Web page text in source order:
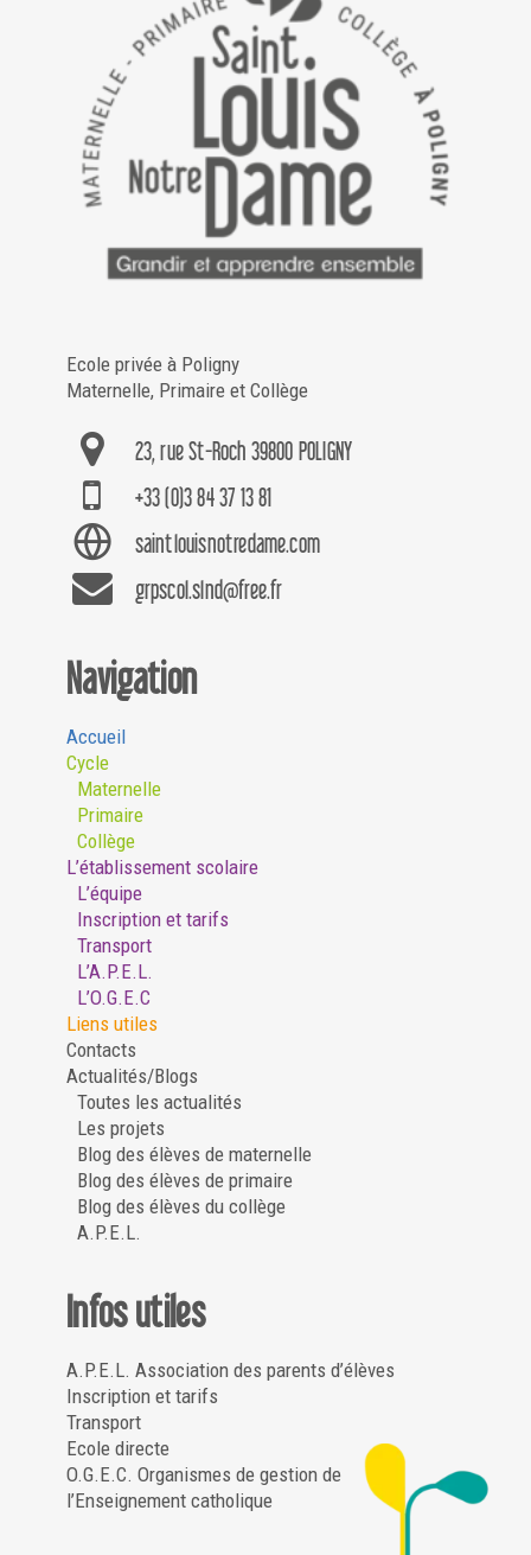
Ecole privée à Poligny
Maternelle, Primaire et Collège
23, rue St-Roch 39800 POLIGNY
+33 (0)3 84 37 13 81
saintlouisnotredame.com
grpscol.slnd@free.fr
Navigation
Accueil
Cycle
Maternelle
Primaire
Collège
L’établissement scolaire
L’équipe
Inscription et tarifs
Transport
L’A.P.E.L.
L’O.G.E.C
Liens utiles
Contacts
Actualités/Blogs
Toutes les actualités
Les projets
Blog des élèves de maternelle
Blog des élèves de primaire
Blog des élèves du collège
A.P.E.L.
Infos utiles
A.P.E.L. Association des parents d’élèves
Inscription et tarifs
Transport
Ecole directe
O.G.E.C. Organismes de gestion de
l’Enseignement catholique